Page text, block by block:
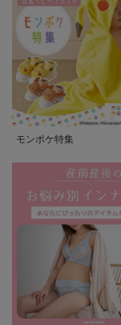
モンポケ特集